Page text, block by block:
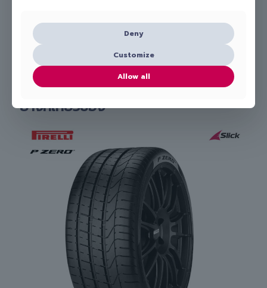
เรามีทีมงานมืออาชีพพร้อมดูแลและเปลี่ยนยางรถยนต์ Michelin รุ่น
Pilot Sport 4 205/55 R16 ให้คุณถึงบ้านหรือที่ทำงาน
สะดวก
ปลอดภัย และคุ้มค่า เลือก Slick บริการเปลี่ยนยางถึงที่ รับรองไม่ผิด
หวังแน่นอน!
Slick
ยางที่เกี่ยวข้อง
Deny
Customize
Allow all